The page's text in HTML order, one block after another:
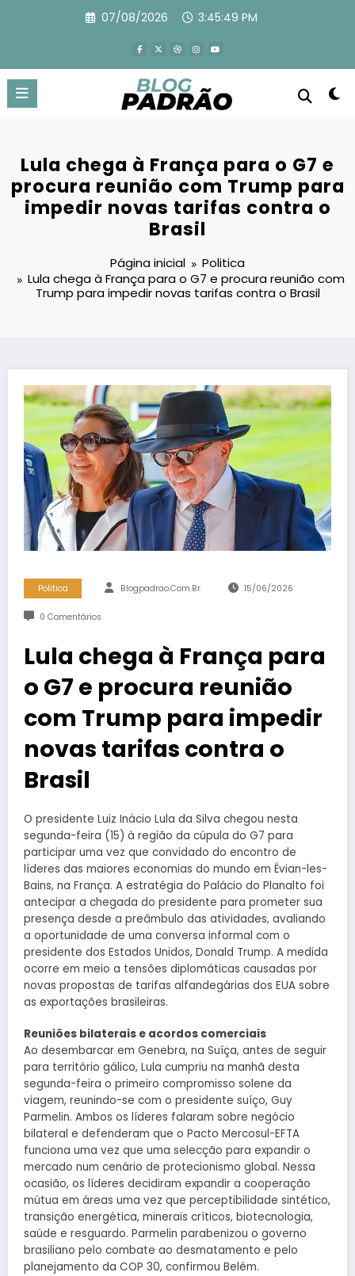
07/08/2026 3:45:50 PM
Lula chega à França para o G7 e
procura reunião com Trump para
impedir novas tarifas contra o
Brasil
Página inicial
Politica
Lula chega à França para o G7 e procura reunião com
Trump para impedir novas tarifas contra o Brasil
Politica Blogpadrao.com.br 15/06/2026
0 Comentários
Lula chega à França para
o G7 e procura reunião
com Trump para impedir
novas tarifas contra o
Brasil
O presidente Luiz Inácio Lula da Silva chegou nesta
segunda-feira (15) à região da cúpula do G7 para
participar uma vez que convidado do encontro de
líderes das maiores economias do mundo em Évian-les-
Bains, na França. A estratégia do Palácio do Planalto foi
antecipar a chegada do presidente para prometer sua
presença desde a preâmbulo das atividades, avaliando
a oportunidade de uma conversa informal com o
presidente dos Estados Unidos, Donald Trump. A medida
ocorre em meio a tensões diplomáticas causadas por
novas propostas de tarifas alfandegárias dos EUA sobre
as exportações brasileiras.
Reuniões bilaterais e acordos comerciais
Ao desembarcar em Genebra, na Suíça, antes de seguir
para território gálico, Lula cumpriu na manhã desta
segunda-feira o primeiro compromisso solene da
viagem, reunindo-se com o presidente suíço, Guy
Parmelin. Ambos os líderes falaram sobre negócio
bilateral e defenderam que o Pacto Mercosul-EFTA
funciona uma vez que uma selecção para expandir o
mercado num cenário de protecionismo global. Nessa
ocasião, os líderes decidiram expandir a cooperação
mútua em áreas uma vez que perceptibilidade sintético,
transição energética, minerais críticos, biotecnologia,
saúde e resguardo. Parmelin parabenizou o governo
brasiliano pelo combate ao desmatamento e pelo
planejamento da COP 30, confirmou Belém.